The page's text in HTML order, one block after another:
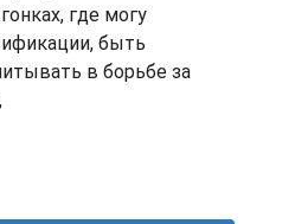
где могу
быть
в борьбе за